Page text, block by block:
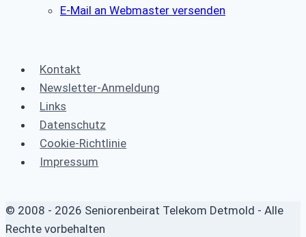
E-Mail an Webmaster versenden
Kontakt
Newsletter-Anmeldung
Links
Datenschutz
Cookie-Richtlinie
Impressum
© 2008 - 2026 Seniorenbeirat Telekom Detmold - Alle
Rechte vorbehalten